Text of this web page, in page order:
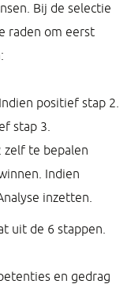
Bij de selectie
raden om eerst
positief stap 2.
stap 3.
zelf te bepalen
Indien
inzetten.
uit de 6 stappen.
en gedrag